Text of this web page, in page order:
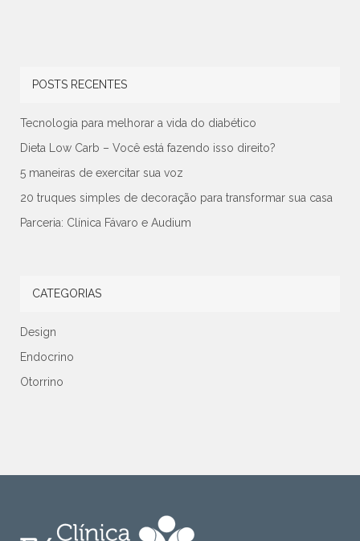
POSTS RECENTES
Tecnologia para melhorar a vida do diabético
Dieta Low Carb – Você está fazendo isso direito?
5 maneiras de exercitar sua voz
20 truques simples de decoração para transformar sua casa
Parceria: Clínica Fávaro e Audium
CATEGORIAS
Design
Endocrino
Otorrino